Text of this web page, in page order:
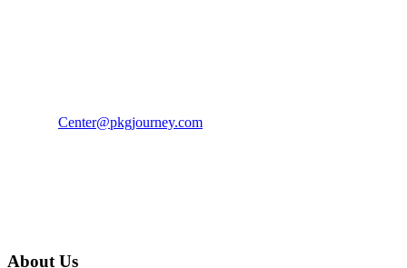
Center@pkgjourney.com
About Us